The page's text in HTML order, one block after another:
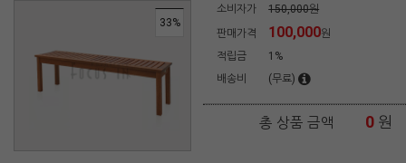
33%
소비자가
150,000원
판매가격
100,000원
적립금
1%
배송비
(무료)
총 상품 금액 0 원